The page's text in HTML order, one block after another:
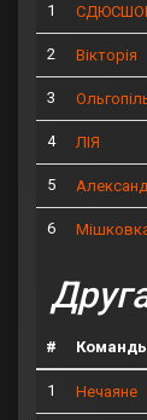
1 СДЮСШОР
2 Вікторія
3
4 ЛІЯ
5
6
#
1 Нечаяне